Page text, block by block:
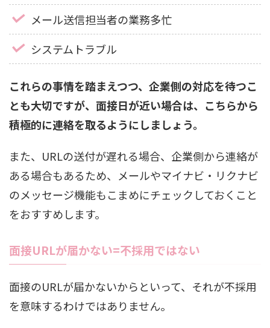
メール送信担当者の業務多忙
システムトラブル
これらの事情を踏まえつつ、企業側の対応を待つこ
とも大切ですが、面接日が近い場合は、こちらから
積極的に連絡を取るようにしましょう。
また、URLの送付が遅れる場合、企業側から連絡が
ある場合もあるため、メールやマイナビ・リクナビ
のメッセージ機能もこまめにチェックしておくこと
をおすすめします。
面接URLが届かない=不採用ではない
面接のURLが届かないからといって、それが不採用
を意味するわけではありません。